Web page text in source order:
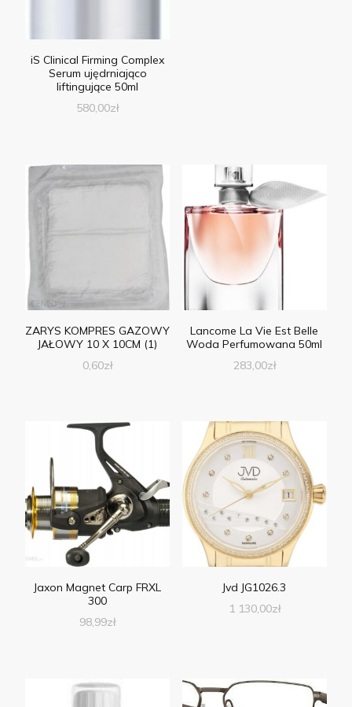
iS Clinical Firming Complex
Serum ujędrniająco
liftingujące 50ml
580,00zł
ZARYS KOMPRES GAZOWY
JAŁOWY 10 X 10CM (1)
0,60zł
Lancome La Vie Est Belle
Woda Perfumowana 50ml
283,00zł
Jaxon Magnet Carp FRXL
300
98,99zł
Jvd JG1026.3
1 130,00zł